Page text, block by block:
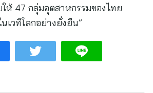
ห้ 47 กลุ่มอุตสาหกรรมของไทย
เวทีโลกอย่างยั่งยืน”